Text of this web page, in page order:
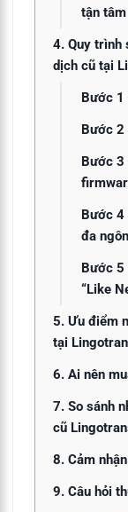
tận tâm
4. Quy trình
dịch cũ tại
Bước 1
Bước 2
Bước 3
Bước
đa
Bước 5
“Like
5. Ưu điểm
tại
6. Ai nên
7. So sánh
cũ
8. Cảm
9. Câu hỏi